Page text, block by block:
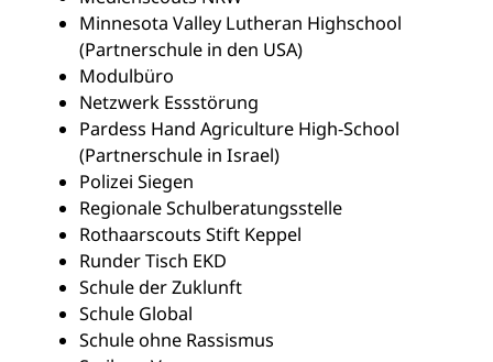
Minnesota Valley Lutheran Highschool
(Partnerschule in den USA)
Modulbüro
Netzwerk Essstörung
Pardess Hand Agriculture High-School
(Partnerschule in Israel)
Polizei Siegen
Regionale Schulberatungsstelle
Rothaarscouts Stift Keppel
Runder Tisch EKD
Schule der Zuklunft
Schule Global
Schule ohne Rassismus